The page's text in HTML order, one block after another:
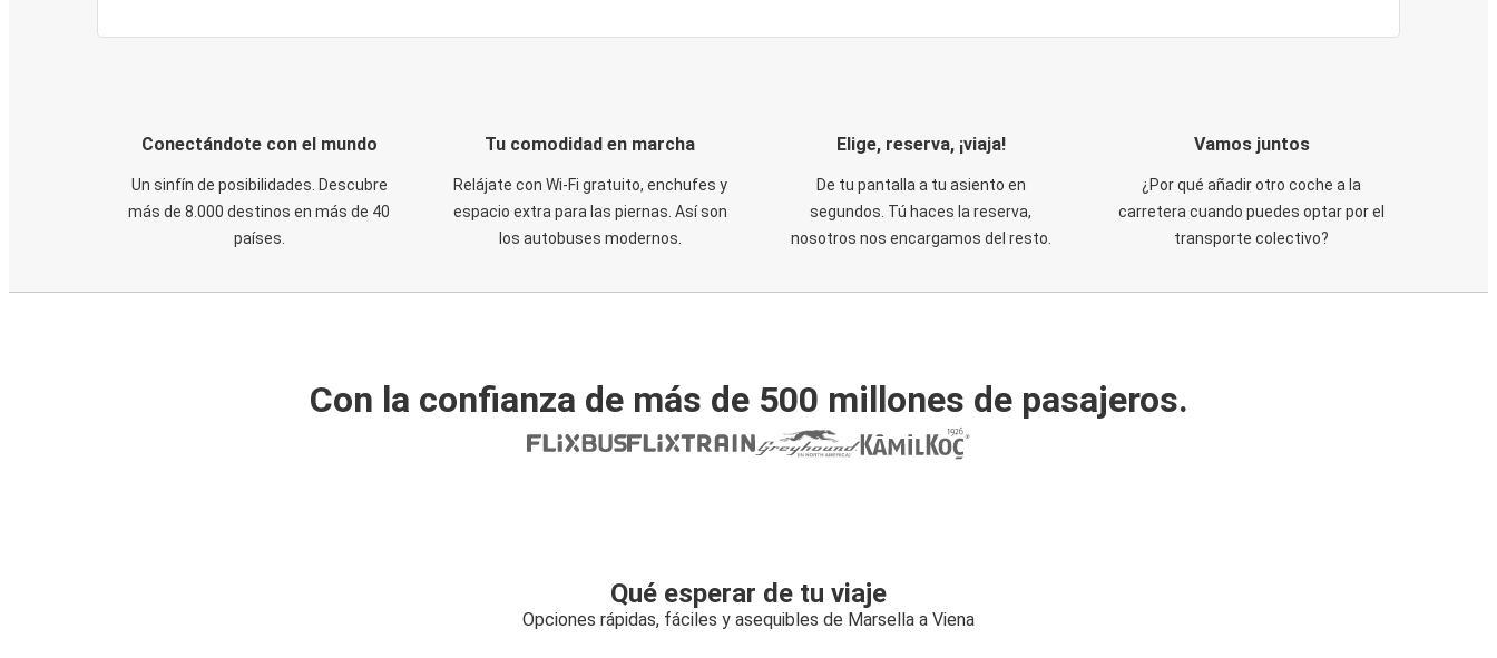
Conectándote con el mundo
Un sinfín de posibilidades. Descubre
más de 8.000 destinos en más de 40
países.
Tu comodidad en marcha
Relájate con Wi-Fi gratuito, enchufes y
espacio extra para las piernas. Así son
los autobuses modernos.
Elige, reserva, ¡viaja!
De tu pantalla a tu asiento en
segundos. Tú haces la reserva,
nosotros nos encargamos del resto.
Vamos juntos
¿Por qué añadir otro coche a la
carretera cuando puedes optar por el
transporte colectivo?
Con la confianza de más de 500 millones de pasajeros.
Qué esperar de tu viaje
Opciones rápidas, fáciles y asequibles de Marsella a Viena